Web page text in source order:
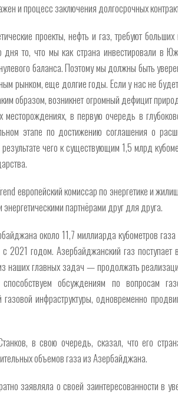
и процесс заключения долгосрочных
проекты, нефть и газ, требуют
дня то, что мы как страна инвестировали в
баланса. Поэтому мы должны быть
рынком, еще долгие годы. Если у нас не
образом, возникнет огромный дефицит
в первую очередь в
этапе по достижению соглашения о
чего к существующим 1,5 млрд
европейский комиссар по энергетике и
партнёрами друг для друга.
около 11,7 миллиарда кубометров
годом. Азербайджанский газ поступает
наших главных задач — продолжать
обсуждениям по вопросам
инфраструктуры, одновременно
в свою очередь, сказал, что его
объемов газа из Азербайджана.
заявляла о своей заинтересованности в